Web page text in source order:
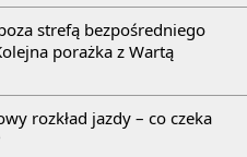
strefą bezpośredniego
porażka z Wartą
rozkład jazdy – co czeka